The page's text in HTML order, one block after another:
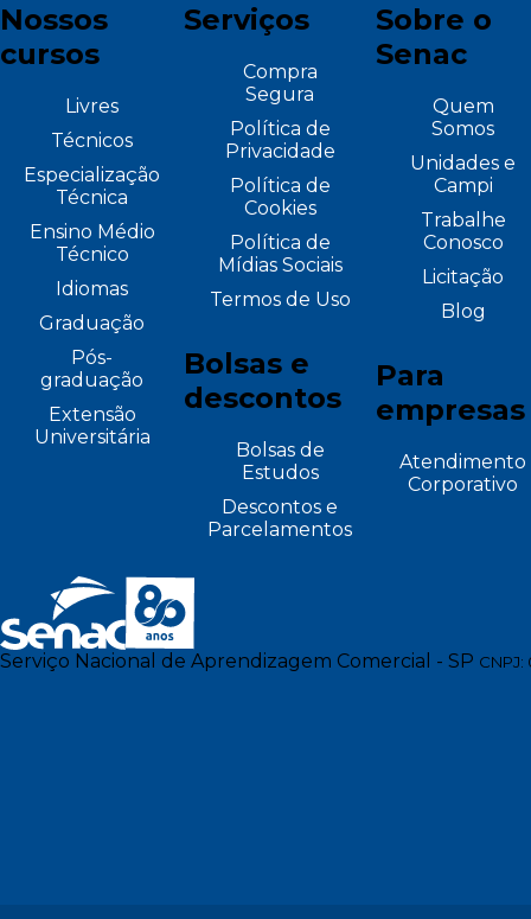
Nossos
cursos
Livres
Técnicos
Especialização
Técnica
Ensino Médio
Técnico
Idiomas
Graduação
Pós-
graduação
Extensão
Universitária
Serviços
Compra
Segura
Política de
Privacidade
Política de
Cookies
Política de
Mídias Sociais
Termos de Uso
Bolsas e
descontos
Bolsas de
Estudos
Descontos e
Parcelamentos
Sobre o
Senac
Quem
Somos
Unidades e
Campi
Trabalhe
Conosco
Licitação
Blog
Para
empresas
Atendimento
Corporativo
Serviço Nacional de Aprendizagem Comercial - SP